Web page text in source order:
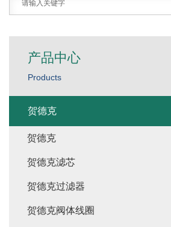
产品中心
Products
贺德克
贺德克
贺德克滤芯
贺德克过滤器
贺德克阀体线圈